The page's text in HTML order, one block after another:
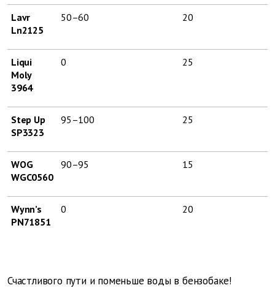
Lavr
Ln2125
50–60 20
Liqui
Moly
3964
0 25
Step Up
SP3323
95–100 25
WOG
WGC0560
90–95 15
Wynn’s
PN71851
0 20
Счастливого пути и поменьше воды в бензобаке!